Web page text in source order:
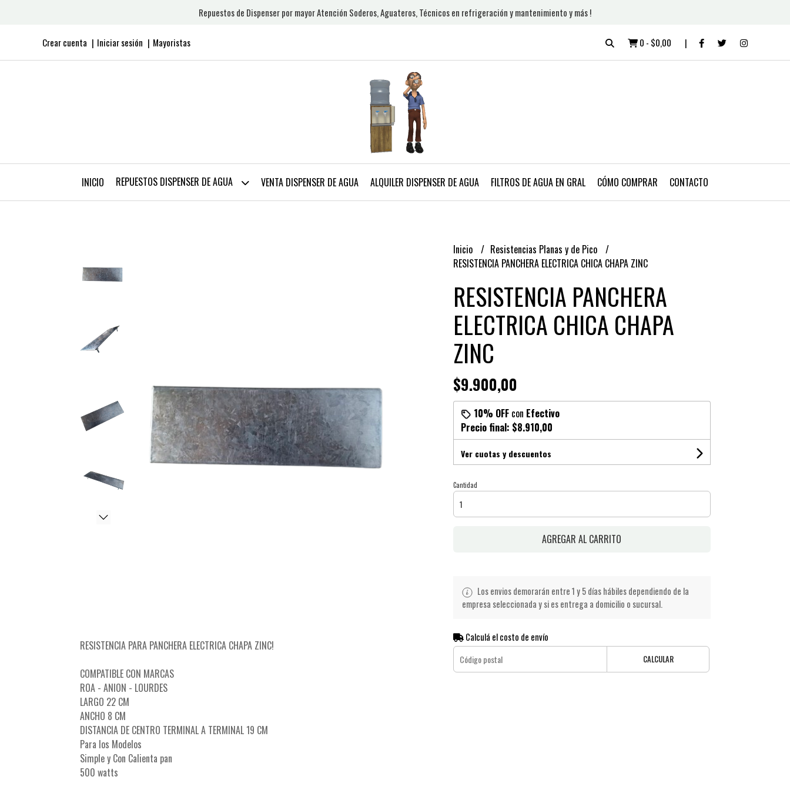
Repuestos de Dispenser por mayor Atención Soderos, Aguateros, Técnicos en refrigeración y mantenimiento y más !
Crear cuenta Iniciar sesión Mayoristas 0 - $0,00
INICIO REPUESTOS DISPENSER DE AGUA VENTA DISPENSER DE AGUA ALQUILER DISPENSER DE AGUA FILTROS DE AGUA EN GRAL CÓMO COMPRAR CONTACTO
RESISTENCIA PARA PANCHERA ELECTRICA CHAPA ZINC!
COMPATIBLE CON MARCAS
ROA - ANION - LOURDES
LARGO 22 CM
ANCHO 8 CM
DISTANCIA DE CENTRO TERMINAL A TERMINAL 19 CM
Para los Modelos
Simple y Con Calienta pan
500 watts
Inicio
Resistencias Planas y de Pico
RESISTENCIA PANCHERA ELECTRICA CHICA CHAPA ZINC
RESISTENCIA PANCHERA
ELECTRICA CHICA CHAPA
ZINC
$9.900,00
10% OFFcon Efectivo
Precio final: $8.910,00
Ver cuotas y descuentos
Cantidad
AGREGAR AL CARRITO
Los envios demorarán entre 1 y 5 días hábiles dependiendo de la
empresa seleccionada y si es entrega a domicilio o sucursal.
Calculá el costo de envío
CALCULAR